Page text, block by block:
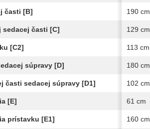
časti [B] 190 cm
sedacej časti [C] 129 cm
[C2] 113 cm
súpravy [D] 180 cm
časti sedacej súpravy [D1] 102 cm
[E] 61 cm
prístavku [E1] 160 cm